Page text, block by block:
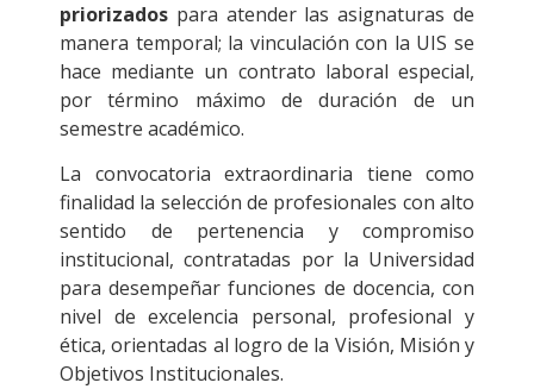
priorizados para atender las asignaturas de
manera temporal; la vinculación con la UIS se
hace mediante un contrato laboral especial,
por término máximo de duración de un
semestre académico.
La convocatoria extraordinaria tiene como
finalidad la selección de profesionales con alto
sentido de pertenencia y compromiso
institucional, contratadas por la Universidad
para desempeñar funciones de docencia, con
nivel de excelencia personal, profesional y
ética, orientadas al logro de la Visión, Misión y
Objetivos Institucionales.